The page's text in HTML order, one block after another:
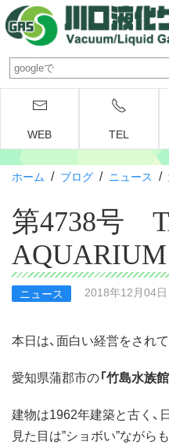
WEB TEL
ホーム / ブログ / ニュース /
第4738号
AQUARIUM
ニュース 2018年12月04日
本日は、面白い経営をされ
愛知県蒲郡市の「竹島水族館
建物は1962年建築と古く、
見た目は”ショボい”ながら